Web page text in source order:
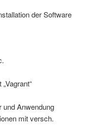
der Software
und Anwendung
mit versch.